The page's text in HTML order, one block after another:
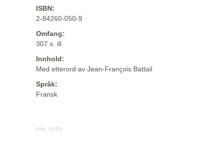
ISBN:
2-84260-050-9
Omfang:
307 s. ill.
Innhold:
Med etterord av Jean-François Battail
Språk:
Fransk
Kilde: MODS